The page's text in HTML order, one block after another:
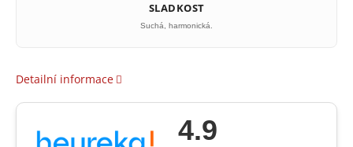
SLADKOST
Suchá, harmonická.
Detailní informace
4.9